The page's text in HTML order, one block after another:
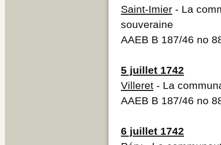
Saint-Imier - La
souveraine
AAEB B 187/46 no
5 juillet 1742
Villeret - La
AAEB B 187/46 no
6 juillet 1742